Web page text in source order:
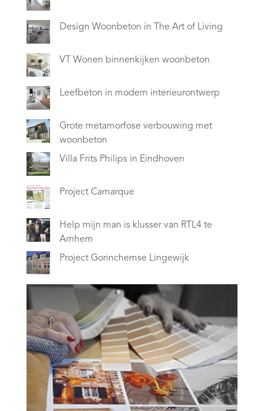
Design Woonbeton in The Art of Living
VT Wonen binnenkijken woonbeton
Leefbeton in modern interieurontwerp
Grote metamorfose verbouwing met
woonbeton
Villa Frits Philips in Eindhoven
Project Camarque
Help mijn man is klusser van RTL4 te
Arnhem
Project Gorinchemse Lingewijk